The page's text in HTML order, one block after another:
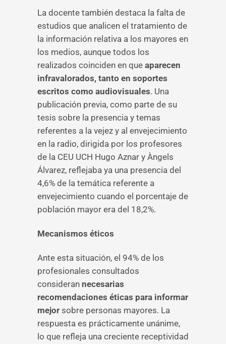
La docente también destaca la falta de
estudios que analicen el tratamiento de
la información relativa a los mayores en
los medios, aunque todos los
realizados coinciden en que aparecen
infravalorados, tanto en soportes
escritos como audiovisuales. Una
publicación previa, como parte de su
tesis sobre la presencia y temas
referentes a la vejez y al envejecimiento
en la radio, dirigida por los profesores
de la CEU UCH Hugo Aznar y Àngels
Álvarez, reflejaba ya una presencia del
4,6% de la temática referente a
envejecimiento cuando el porcentaje de
población mayor era del 18,2%.
Mecanismos éticos
Ante esta situación, el 94% de los
profesionales consultados
consideran necesarias
recomendaciones éticas para informar
mejor sobre personas mayores. La
respuesta es prácticamente unánime,
lo que refleja una creciente receptividad